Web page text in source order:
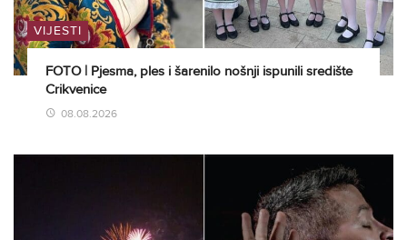
VIJESTI
FOTO | Pjesma, ples i šarenilo nošnji ispunili središte
Crikvenice
08.08.2026